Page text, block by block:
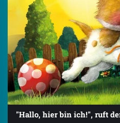
"Hallo, hier bin ich!", ruft